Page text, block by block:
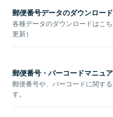
郵便番号データのダウンロード
各種データのダウンロードはこ
更新）
郵便番号・バーコードマニュ
郵便番号や、バーコードに関す
す。